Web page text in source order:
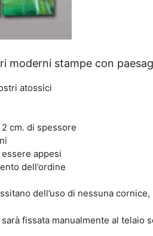
moderni stampe con
atossici
cm. di spessore
appesi
dell’ordine
dell’uso di nessuna
fissata manualmente al